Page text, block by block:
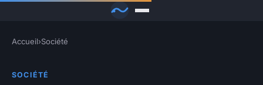
Accueil›Société
SOCIÉTÉ